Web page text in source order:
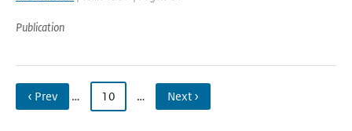
Publication
‹ Prev … 10 … Next ›